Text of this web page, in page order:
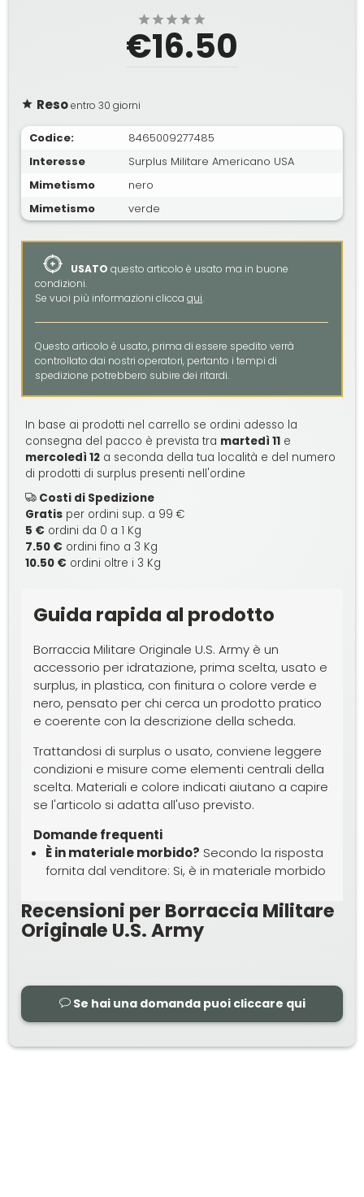
€16.50
Resoentro 30 giorni
Codice:
8465009277485
Interesse
Surplus Militare Americano USA
Mimetismo
nero
Mimetismo
verde
USATO questo articolo è usato ma in buone
condizioni.
Se vuoi più informazioni cliccaqui.
Questo articolo é usato, prima di essere spedito verrà
controllato dai nostri operatori, pertanto i tempi di
spedizione potrebbero subire dei ritardi.
In base ai prodotti nel carrello se ordini adesso la
consegna del pacco è prevista tra martedì 11 e
mercoledì 12 a seconda della tua località e del numero
di prodotti di surplus presenti nell'ordine
Costi di Spedizione
Gratis per ordini sup. a 99 €
5 € ordini da 0 a 1 Kg
7.50 € ordini fino a 3 Kg
10.50 € ordini oltre i 3 Kg
Guida rapida al prodotto
Borraccia Militare Originale U.S. Army è un
accessorio per idratazione, prima scelta, usato e
surplus, in plastica, con finitura o colore verde e
nero, pensato per chi cerca un prodotto pratico
e coerente con la descrizione della scheda.
Trattandosi di surplus o usato, conviene leggere
condizioni e misure come elementi centrali della
scelta. Materiali e colore indicati aiutano a capire
se l'articolo si adatta all'uso previsto.
Domande frequenti
È in materiale morbido? Secondo la risposta
fornita dal venditore: Si, è in materiale morbido
Recensioni per Borraccia Militare
Originale U.S. Army
Se hai una domanda puoi cliccare qui